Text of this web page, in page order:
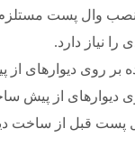
نصب وال پست
را نیاز دارد.
بر روی دیوارهای
دیوارهای از پیش
پست قبل از ساخت